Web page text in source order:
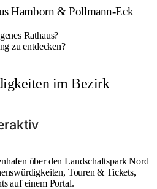
Hamborn & Pollmann-Eck
Rathaus?
zu entdecken?
im Bezirk
über den Landschaftspark Nord
Touren & Tickets,
auf einem Portal.